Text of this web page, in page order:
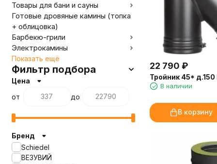
22 790 ₽
Тройник 45*
В наличии
В корзину
Товары для бани и сауны
Готовые дровяные камины (топка
+ облицовка)
Барбекю-грили
Электрокамины
Показать ещё
Фильтр подбора
Цена
от
до
Бренд
Schiedel
ВЕЗУВИЙ